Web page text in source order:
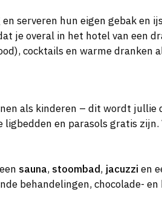
serveren hun eigen gebak
je overal in het hotel van een
cocktails en warme dranken
als kinderen – dit wordt
en parasols gratis
sauna, stoombad, jacuzzi en
behandelingen, chocolade-